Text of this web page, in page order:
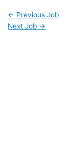
← Previous Job
Next Job →